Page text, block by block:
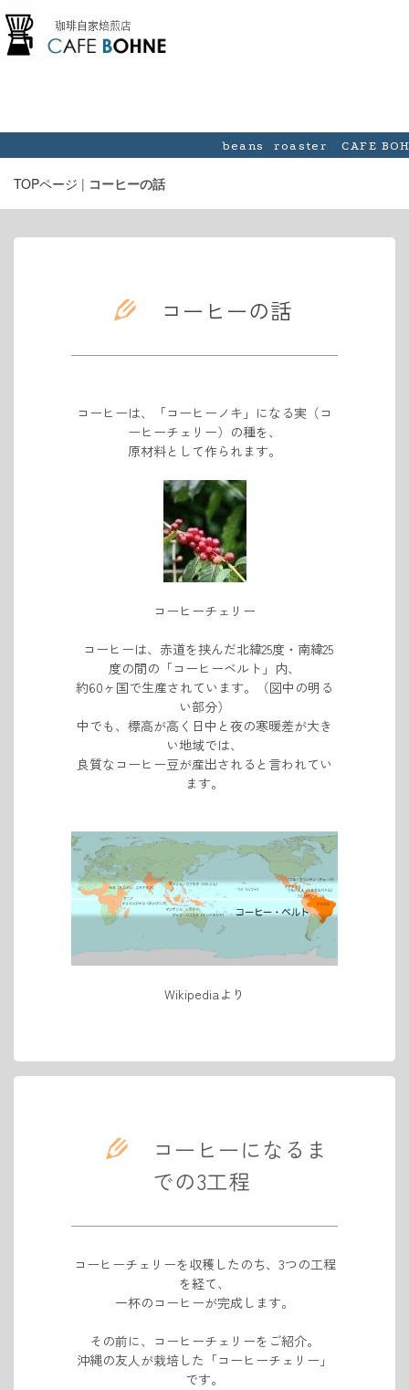
beans roaster CAFE
TOPページ | コーヒーの話
コーヒーの話
コーヒーは、
「コーヒーノキ」になる実（コ
ーヒーチェリー）の種を、
原材料として作られます。
コーヒーチェリー
コーヒーは、赤道を挟んだ北緯25度・南緯25
度の間の「コーヒーベルト」内、
約60ヶ国で生産されています。
（図中の明る
い部分）
中でも、標高が高く日中と夜の寒暖差が大き
い地域では、
良質なコーヒー豆が産出されると 言われてい
ます。
Wikipediaより
コーヒーになるま
での3工程
コーヒーチェリーを収穫したのち、 3つの工程
を経て、
一杯のコーヒーが完成します。
その前に、コーヒーチェリーをご紹介。
沖縄の友人が栽培した「コーヒーチェリー」
です。